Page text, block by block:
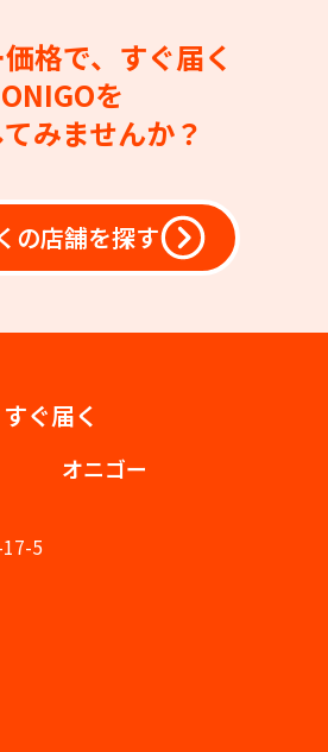
格で、すぐ届く
ONIGOを
みませんか？
の店舗を探す
ぐ届く
オニゴー
5